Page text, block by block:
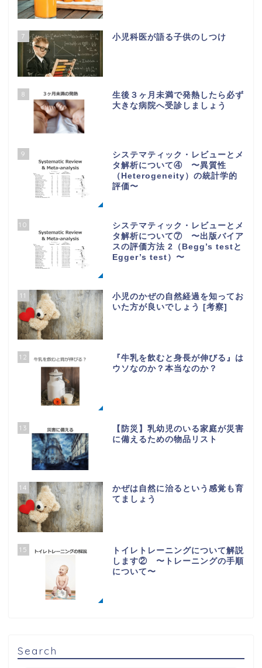
7 小児科医が語る子供のしつけ
8
生後３ヶ月未満で発熱したら必ず
大きな病院へ受診しましょう
9
システマティック・レビューとメ
タ解析について④ 〜異質性
（Heterogeneity）の統計学的
評価〜
10
システマティック・レビューとメ
タ解析について⑦ 〜出版バイア
スの評価方法 2（Begg’s testと
Egger’s test）〜
11
小児のかぜの自然経過を知ってお
いた方が良いでしょう [考察]
12
『牛乳を飲むと身長が伸びる』は
ウソなのか？本当なのか？
13
【防災】乳幼児のいる家庭が災害
に備えるための物品リスト
14
かぜは自然に治るという感覚も育
てましょう
15
トイレトレーニングについて解説
します② 〜トレーニングの手順
について〜
Search